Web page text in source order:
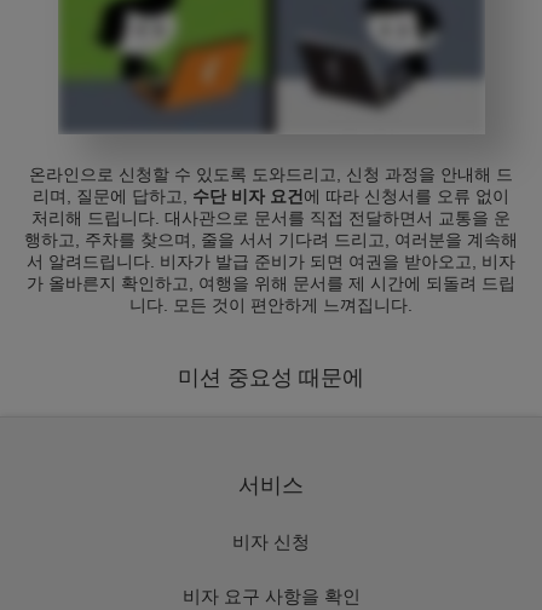
온라인으로 신청할 수 있도록 도와드리고, 신청 과정을 안내해 드
리며, 질문에 답하고, 수단 비자 요건 에 따라 신청서를 오류 없이
처리해 드립니다. 대사관으로 문서를 직접 전달하면서 교통을 운
행하고, 주차를 찾으며, 줄을 서서 기다려 드리고, 여러분을 계속해
서 알려드립니다. 비자가 발급 준비가 되면 여권을 받아오고, 비자
가 올바른지 확인하고, 여행을 위해 문서를 제 시간에 되돌려 드립
니다. 모든 것이 편안하게 느껴집니다.
미션 중요성 때문에
서비스
비자 신청
비자 요구 사항을 확인